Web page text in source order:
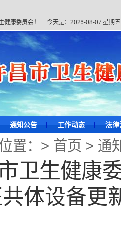
健康委员会！ 今天是： 2026-08-07 星期五
通知公告 工作动态 法律
置：> 首页 > 通
卫生健康
体设备更